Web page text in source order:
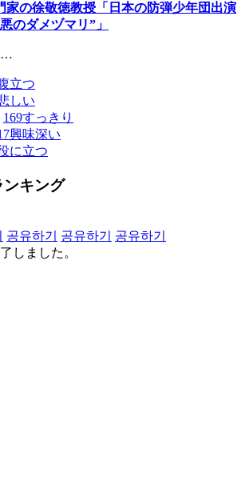
家の徐敬徳教授「日本の防弾少年団出演
のダメヅマリ”」
…
立つ
しい
169すっきり
興味深い
に立つ
キング
공유하기 공유하기
공유하기
しました。